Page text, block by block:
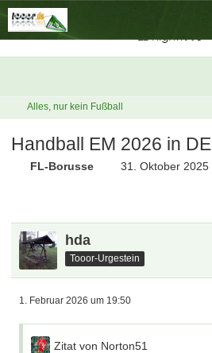
Alles, nur kein Fußball
Handball EM 2026 in
FL-Borusse 31. Oktober 2025
hda
Tooor-Urgestein
1. Februar 2026 um 19:50
Zitat von Norton51